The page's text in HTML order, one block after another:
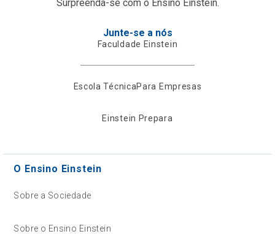
Surpreenda-se com o Ensino Einstein.
Junte-se a nós
Faculdade Einstein
Escola TécnicaPara Empresas
Einstein Prepara
O Ensino Einstein
Sobre a Sociedade
Sobre o Ensino Einstein